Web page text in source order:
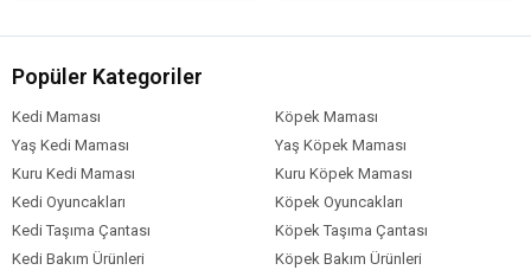
Popüler Kategoriler
Kedi Maması
Köpek Maması
Yaş Kedi Maması
Yaş Köpek Maması
Kuru Kedi Maması
Kuru Köpek Maması
Kedi Oyuncakları
Köpek Oyuncakları
Kedi Taşıma Çantası
Köpek Taşıma Çantası
Kedi Bakım Ürünleri
Köpek Bakım Ürünleri